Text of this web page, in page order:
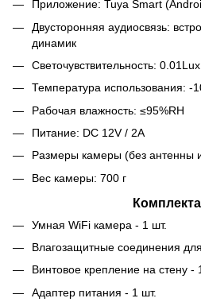
Приложение: Tuya Smart
Двусторонняя аудиосвязь:
динамик
Светочувствительность: 0.01Lux
Температура использования: -
Рабочая влажность: ≤95%RH
Питание: DC 12V / 2A
Размеры камеры (без антенны
Вес камеры: 700 г
Умная WiFi камера - 1 шт.
Влагозащитные соединения
Винтовое крепление на стену -
Адаптер питания - 1 шт.